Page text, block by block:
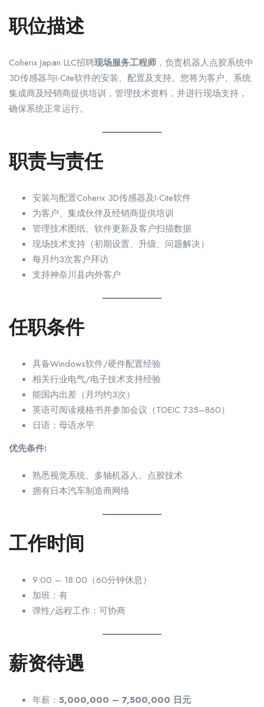
职位描述
Coherix Japan LLC招聘现场服务工程师 ，负责机器人点胶系统中
3D传感器与I-Cite软件的安装、配置及支持。您将为客户、系统
集成商及经销商提供培训，管理技术资料，并进行现场支持，
确保系统正常运行。
职责与责任
安装与配置Coherix 3D传感器及I-Cite软件
为客户、集成伙伴及经销商提供培训
管理技术图纸、软件更新及客户扫描数据
现场技术支持（初期设置、升级、问题解决）
每月约3次客户拜访
支持神奈川县内外客户
任职条件
具备Windows软件/硬件配置经验
相关行业电气/电子技术支持经验
能国内出差（月均约3次）
英语可阅读规格书并参加会议（TOEIC 735–860）
日语：母语水平
优先条件:
熟悉视觉系统、多轴机器人、点胶技术
拥有日本汽车制造商网络
工作时间
9:00 – 18:00（60分钟休息）
加班：有
弹性/远程工作：可协商
薪资待遇
年薪： 5,000,000 – 7,500,000 日元